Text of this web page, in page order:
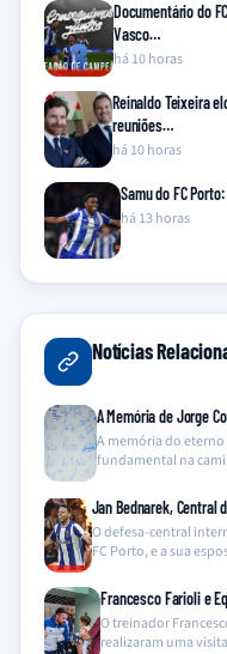
Documentário do
Vasco…
há 10 horas
Reinaldo Teixeira
reuniões…
há 10 horas
Samu do FC
há 13 horas
Notícias
A Memória de Jorge
A memória do
fundamental na
Jan Bednarek, Central
O defesa-central
FC Porto, e a sua
Francesco Farioli e
O treinador
realizaram uma